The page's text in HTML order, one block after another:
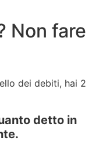
Non fare
dei debiti, hai 2
detto in